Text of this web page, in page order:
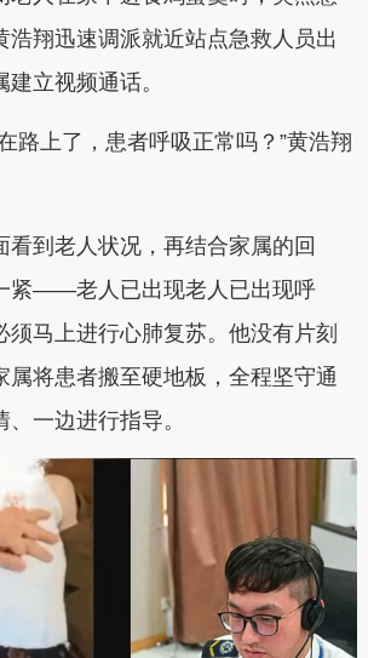
浩翔迅速调派就近站点急救人员出
立视频通话。
路上了，患者呼吸正常吗？”黄浩翔
看到老人状况，再结合家属的回
紧——老人已出现老人已出现呼
须马上进行心肺复苏。他没有片刻
属将患者搬至硬地板，全程坚守通
一边进行指导。